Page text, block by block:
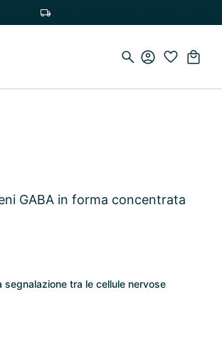
GABA in forma concentrata
tra le cellule nervose